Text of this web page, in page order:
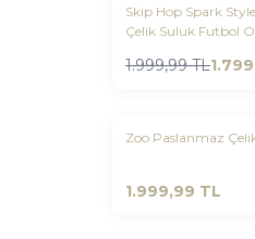
Yeni
%10
Favorilere
Skip Hop Spark
Çelik Suluk Futbol
1.999,99TL
Yeni
Zoo Paslanmaz
1.999,99 TL